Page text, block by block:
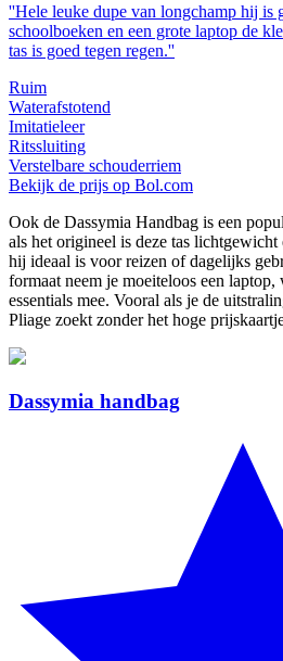
''Hele leuke dupe van longchamp hij is
schoolboeken en een grote laptop de
tas is goed tegen regen.''
Ruim
Waterafstotend
Imitatieleer
Ritssluiting
Verstelbare schouderriem
Bekijk de prijs op Bol.com
Ook de Dassymia Handbag is een
als het origineel is deze tas
hij ideaal is voor reizen of dagelijks
formaat neem je moeiteloos een laptop,
essentials mee. Vooral als je de
Pliage zoekt zonder het hoge
Dassymia handbag